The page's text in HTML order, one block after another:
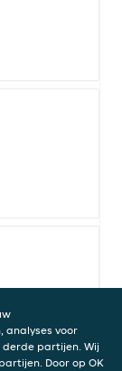
analyses voor
partijen. Wij
Door op OK